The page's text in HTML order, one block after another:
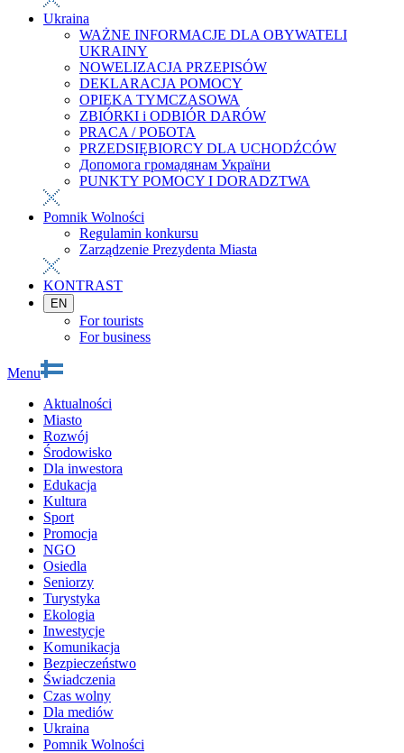
Ukraina
WAŻNE INFORMACJE DLA OBYWATELI
UKRAINY
NOWELIZACJA PRZEPISÓW
DEKLARACJA POMOCY
OPIEKA TYMCZASOWA
ZBIÓRKI i ODBIÓR DARÓW
PRACA / РОБОТА
PRZEDSIĘBIORCY DLA UCHODŹCÓW
Допомога громадянам України
PUNKTY POMOCY I DORADZTWA
Pomnik Wolności
Regulamin konkursu
Zarządzenie Prezydenta Miasta
KONTRAST
EN
For tourists
For business
Menu
Aktualności
Miasto
Rozwój
Środowisko
Dla inwestora
Edukacja
Kultura
Sport
Promocja
NGO
Osiedla
Seniorzy
Turystyka
Ekologia
Inwestycje
Komunikacja
Bezpieczeństwo
Świadczenia
Czas wolny
Dla mediów
Ukraina
Pomnik Wolności